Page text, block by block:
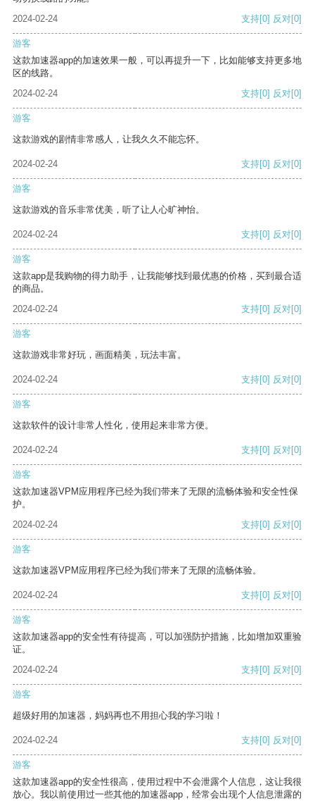
2024-02-24
支持[0] 反对[0]
游客
这款加速器app的加速效果一般，可以再提升一下，比如能够支持更多地
区的线路。
2024-02-24
支持[0] 反对[0]
游客
这款游戏的剧情非常感人，让我久久不能忘怀。
2024-02-24 支持[0] 反对[0]
游客
这款游戏的音乐非常优美，听了让人心旷神怡。
2024-02-24 支持[0] 反对[0]
游客
这款app是我购物的得力助手，让我能够找到最优惠的价格，买到最合适
的商品。
2024-02-24
支持[0] 反对[0]
游客
这款游戏非常好玩，画面精美，玩法丰富。
2024-02-24 支持[0] 反对[0]
游客
这款软件的设计非常人性化，使用起来非常方便。
2024-02-24 支持[0] 反对[0]
游客
这款加速器VPM应用程序已经为我们带来了无限的流畅体验和安全性保
护。
2024-02-24
支持[0] 反对[0]
游客
这款加速器VPM应用程序已经为我们带来了无限的流畅体验。
2024-02-24 支持[0] 反对[0]
游客
这款加速器app的安全性有待提高，可以加强防护措施，比如增加双重验
证。
2024-02-24
支持[0] 反对[0]
游客
超级好用的加速器，妈妈再也不用担心我的学习啦！
2024-02-24 支持[0] 反对[0]
游客
这款加速器app的安全性很高，使用过程中不会泄露个人信息，这让我很
放心。我以前使用过一些其他的加速器app，经常会出现个人信息泄露的